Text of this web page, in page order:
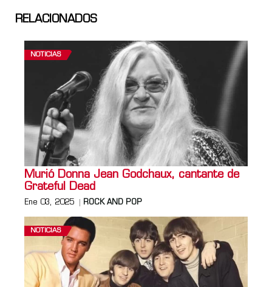
RELACIONADOS
NOTICIAS
Murió Donna Jean Godchaux, cantante de
Grateful Dead
Ene 03, 2025 ROCK AND POP
NOTICIAS